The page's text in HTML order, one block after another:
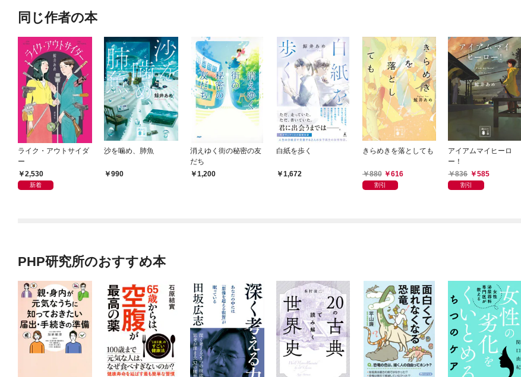
同じ作者の本
ライク・アウトサイダ
ー
2,530
新着
沙を噛め、肺魚
990
消えゆく街の秘密の友
だち
1,200
白紙を歩く
1,672
きらめきを落としても
880 616
割引
アイアムマイヒーロ
ー！
836
585
割引
PHP研究所のおすすめ本